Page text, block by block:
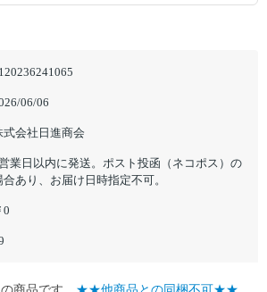
06/06
式会社日進商会
業日以内に発送。ポスト投函（ネコポス）の
合あり、お届け日時指定不可。
0